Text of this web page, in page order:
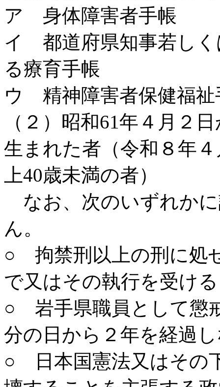
ア 身体障害者手帳
イ 都道府県知事若しく
る療育手帳
ウ 精神障害者保健福祉
（２）昭和61年４月２
生まれた者（令和８年
上40歳未満の者）
なお、次のいずれか
ん。
○ 拘禁刑以上の刑に処
で又はその執行を受け
○ 岩手県職員として懲
分の日から２年を経過
○ 日本国憲法又はその